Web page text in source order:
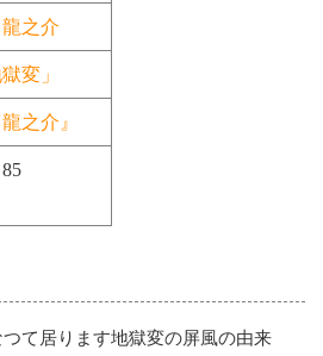
之介
獄変」
之介』
85
て居ります地獄変の屏風の由来